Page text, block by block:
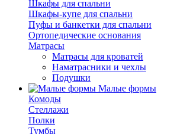
Шкафы для спальни
Шкафы-купе для спальни
Пуфы и банкетки для спальни
Ортопедические основания
Матрасы
Матрасы для кроватей
Наматрасники и чехлы
Подушки
Малые формы
Комоды
Стеллажи
Полки
Тумбы